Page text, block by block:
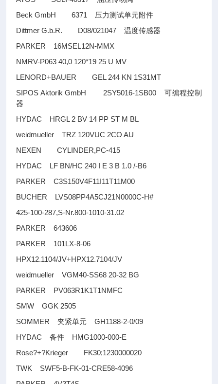
Beck GmbH 6371 压力测试单元附件
Dittmer G.b.R. D08/021047温度传感器
PARKER 16MSEL12N-MMX
NMRV-P063 40,0 120*19 25 U MV
LENORD+BAUER GEL 244 KN 1S31MT
SIPOS Aktorik GmbH 2SY5016-1SB00可编程控制
器
HYDAC HRGL 2 BV 14 PP ST M BL
weidmueller TRZ 120VUC 2CO AU
NEXEN CYLINDER,PC-415
HYDAC LF BN/HC 240 I E 3 B 1.0 /-B6
PARKER C3S150V4F11I11T11M00
BUCHER LVS08PP4A5CJ21N0000C-H#
425-100-287,S-Nr.800-1010-31.02
PARKER 643606
PARKER 101LX-8-06
HPX12.1104/JV+HPX12.7104/JV
weidmueller VGM40-SS68 20-32 BG
PARKER PV063R1K1T1NMFC
SMW GGK 2505
SOMMER夹紧单元 GH1188-2-0/09
HYDAC备件 HMG1000-000-E
Rose?+?Krieger FK30;1230000020
TWK SWF5-B-FK-01-CRE58-4096